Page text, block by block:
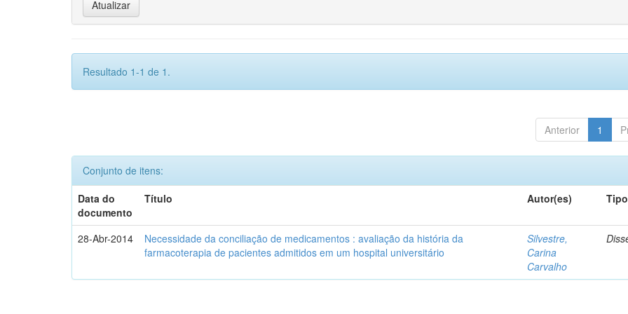
Resultado 1-1 de 1.
Anterior 1
Conjunto de itens:
Data do
documento
Título Autor(es) Tipo
28-Abr-2014
Necessidade da conciliação de medicamentos : avaliação da história da
farmacoterapia de pacientes admitidos em um hospital universitário
Silvestre,
Carina
Carvalho